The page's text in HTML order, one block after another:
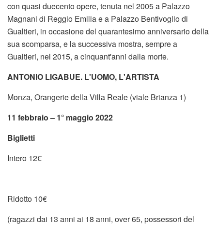
con quasi duecento opere, tenuta nel 2005 a Palazzo
Magnani di Reggio Emilia e a Palazzo Bentivoglio di
Gualtieri, in occasione del quarantesimo anniversario della
sua scomparsa, e la successiva mostra, sempre a
Gualtieri, nel 2015, a cinquant'anni dalla morte.
ANTONIO LIGABUE. L'UOMO, L'ARTISTA
Monza, Orangerie della Villa Reale (viale Brianza 1)
11 febbraio – 1° maggio 2022
Biglietti
Intero 12€
Ridotto 10€
(ragazzi dai 13 anni ai 18 anni, over 65, possessori del